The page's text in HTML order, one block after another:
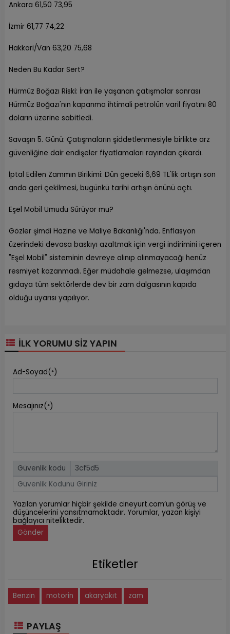
Ankara 61,50 73,95
İzmir 61,77 74,22
Hakkari/Van 63,20 75,68
Neden Bu Kadar Sert?
Hürmüz Boğazı Riski: İran ile yaşanan çatışmalar sonrası
Hürmüz Boğazı'nın kapanma ihtimali petrolün varil fiyatını 80
doların üzerine sabitledi.
Savaşın 5. Günü: Çatışmaların şiddetlenmesiyle birlikte arz
güvenliğine dair endişeler fiyatlamaları rayından çıkardı.
İptal Edilen Zammın Birikimi: Dün geceki 6,69 TL'lik artışın son
anda geri çekilmesi, bugünkü tarihi artışın önünü açtı.
Eşel Mobil Umudu Sürüyor mu?
Gözler şimdi Hazine ve Maliye Bakanlığı'nda. Enflasyon
üzerindeki devasa baskıyı azaltmak için vergi indirimini içeren
"Eşel Mobil" sisteminin devreye alınıp alınmayacağı henüz
resmiyet kazanmadı. Eğer müdahale gelmezse, ulaşımdan
gıdaya tüm sektörlerde dev bir zam dalgasının kapıda
olduğu uyarısı yapılıyor.
İLK YORUMU SİZ YAPIN
Ad-Soyad( *)
Mesajınız( *)
Güvenlik kodu
Yazılan yorumlar hiçbir şekilde cineyurt.com’un görüş ve
düşüncelerini yansıtmamaktadır. Yorumlar, yazan kişiyi
bağlayıcı niteliktedir.
Gönder
Etiketler
Benzin motorin akaryakıt zam
PAYLAŞ